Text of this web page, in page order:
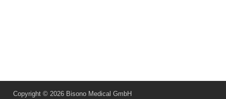
Copyright © 2026 Bisono Medical GmbH